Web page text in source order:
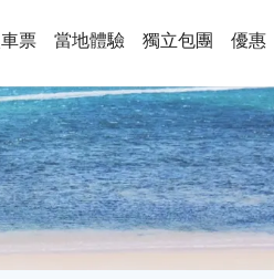
票 當地體驗 獨立包團 優惠